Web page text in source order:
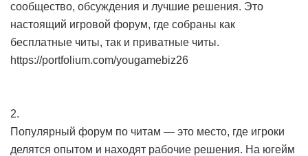
сообщество, обсуждения и лучшие решения. Это
настоящий игровой форум, где собраны как
бесплатные читы, так и приватные читы.
https://portfolium.com/yougamebiz26
2.
Популярный форум по читам — это место, где игроки
делятся опытом и находят рабочие решения. На югейм